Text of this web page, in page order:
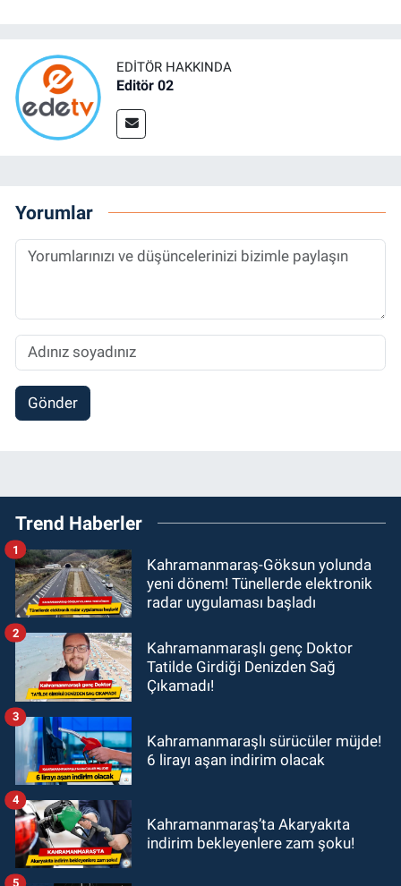
EDITÖR HAKKINDA
Editör 02
Yorumlar
Gönder
Trend Haberler
Kahramanmaraş-Göksun yolunda
yeni dönem! Tünellerde elektronik
radar uygulaması başladı
1
Kahramanmaraşlı genç Doktor
Tatilde Girdiği Denizden Sağ
Çıkamadı!
2
Kahramanmaraşlı sürücüler müjde!
6 lirayı aşan indirim olacak
3
Kahramanmaraş’ta Akaryakıta
indirim bekleyenlere zam şoku!
4
5